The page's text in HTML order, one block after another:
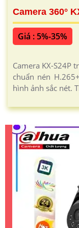
Camera 360°
Giá : 5%-35%
Camera KX-S24P
chuẩn nén
hình ảnh sắc nét.